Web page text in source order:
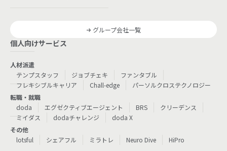
グループ会社一覧
個人向けサービス
人材派遣
テンプスタッフ
ジョブチェキ
ファンタブル
フレキシブルキャリア
Chall-edge
パーソルクロステクノロジー
転職・就職
doda
エグゼクティブエージェント BRS
クリーデンス
ミイダス
dodaチャレンジ
doda X
その他
lotsful
シェアフル ミラトレ Neuro Dive HiPro